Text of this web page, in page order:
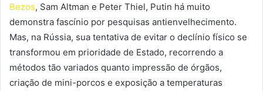
Bezos, Sam Altman e Peter Thiel, Putin há muito
demonstra fascínio por pesquisas antienvelhecimento.
Mas, na Rússia, sua tentativa de evitar o declínio físico se
transformou em prioridade de Estado, recorrendo a
métodos tão variados quanto impressão de órgãos,
criação de mini-porcos e exposição a temperaturas